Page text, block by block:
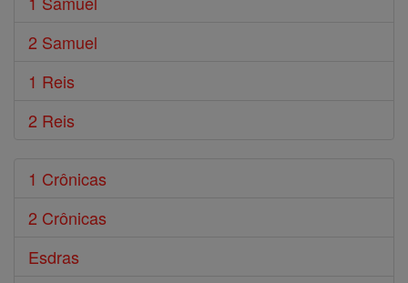
2 Samuel
1 Reis
2 Reis
1 Crônicas
2 Crônicas
Esdras